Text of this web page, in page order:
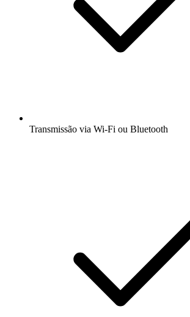
Transmissão via Wi-Fi ou Bluetooth